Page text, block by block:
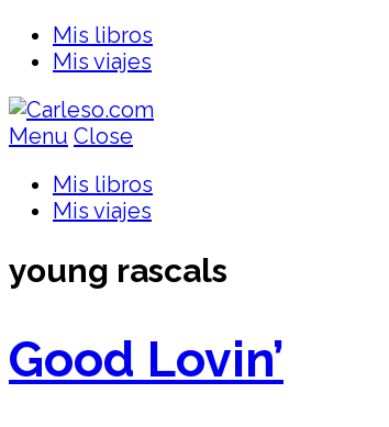
Mis libros
Mis viajes
Menu Close
Mis libros
Mis viajes
young rascals
Good Lovin’